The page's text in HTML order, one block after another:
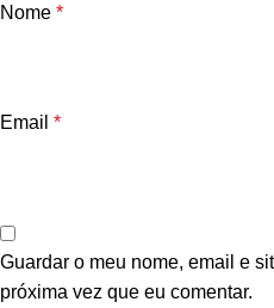
Nome *
Email *
Guardar o meu nome, email e
próxima vez que eu comentar.